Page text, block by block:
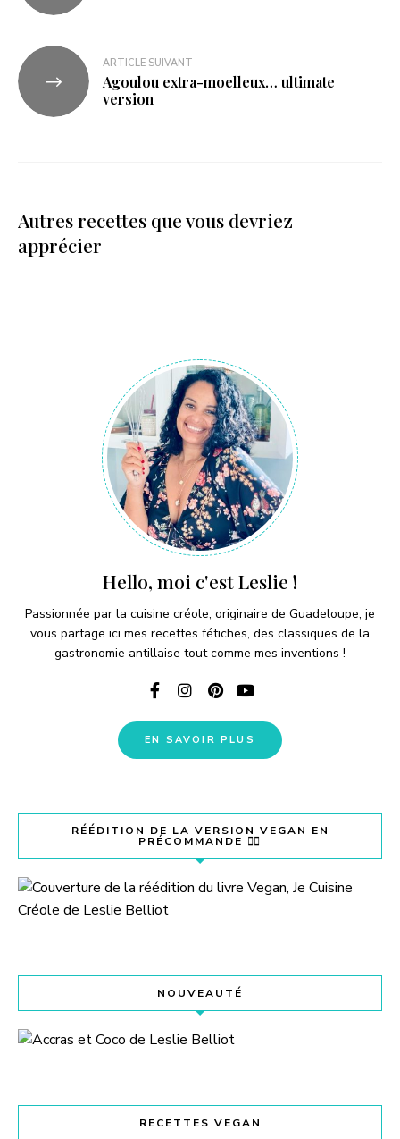
ARTICLE SUIVANT
Agoulou extra-moelleux… ultimate
version
Autres recettes que vous devriez
apprécier
Hello, moi c'est Leslie !
Passionnée par la cuisine créole, originaire de Guadeloupe, je
vous partage ici mes recettes fétiches, des classiques de la
gastronomie antillaise tout comme mes inventions !
EN SAVOIR PLUS
RÉÉDITION DE LA VERSION VEGAN EN
PRÉCOMMANDE 👇🏽
NOUVEAUTÉ
RECETTES VEGAN